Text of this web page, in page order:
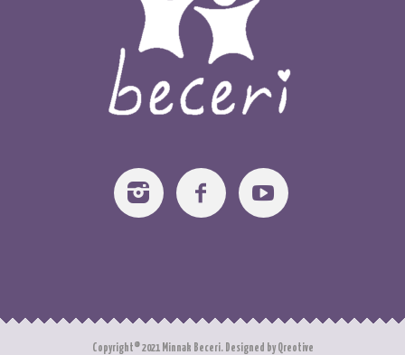
Copyright© 2021 Minnak Beceri. Designed by Qreotive